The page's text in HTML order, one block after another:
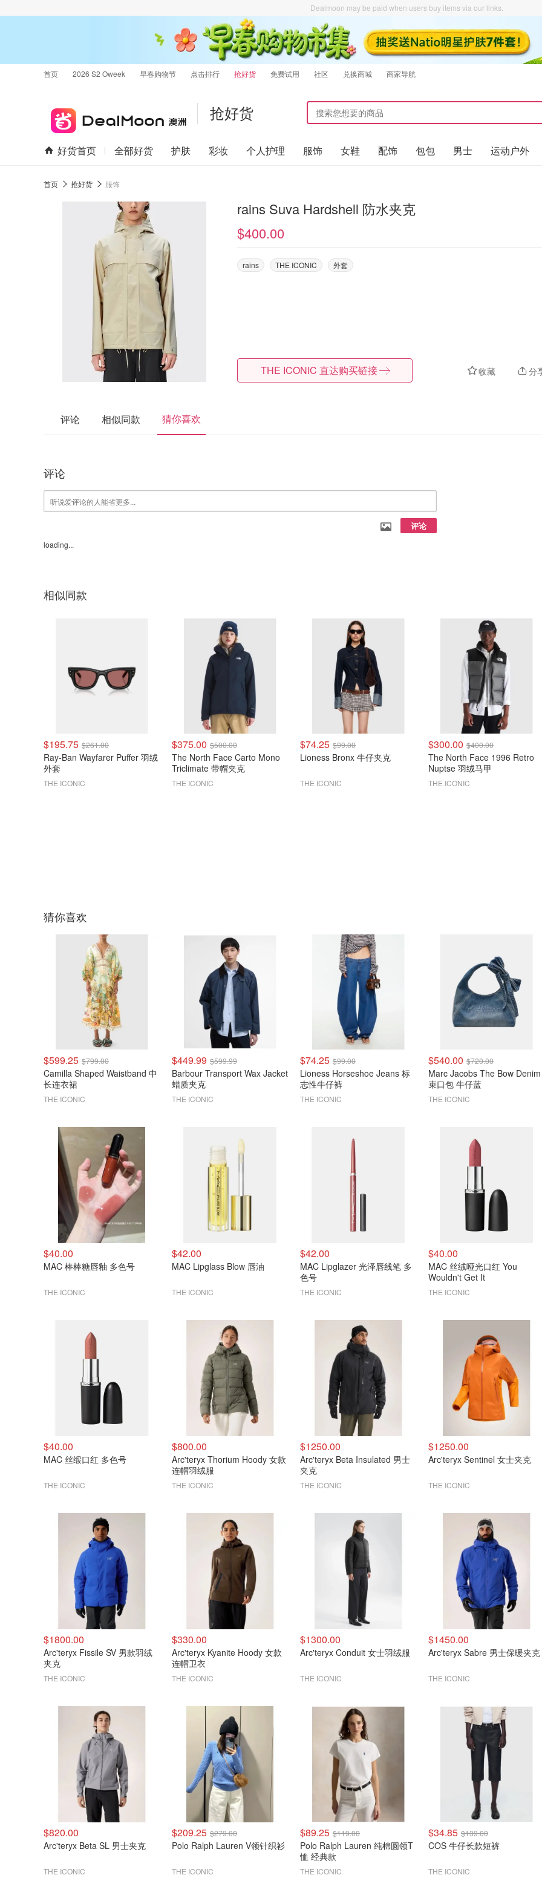
Dealmoon may be paid when users buy items via our links.
首页 2026 S2 Oweek 早春购物节 点击排行 抢好货 免费试用 社区 兑换商城 商家导航
抢好货
好货首页 全部好货 护肤 彩妆 个人护理 服饰 女鞋 配饰 包包 男士 运动户外
首页 抢好货 服饰
rains Suva Hardshell 防水夹克
$400.00
rains THE ICONIC 外套
收藏 分
THE ICONIC 直达购买链接
评论 相似同款 猜你喜欢
评论
评论
loading...
相似同款
$195.75 $261.00
Ray-Ban Wayfarer Puffer 羽绒
外套
THE ICONIC
$375.00 $500.00
The North Face Carto Mono
Triclimate 带帽夹克
THE ICONIC
$74.25 $99.00
Lioness Bronx 牛仔夹克
THE ICONIC
$300.00 $400.00
The North Face 1996 Retro
Nuptse 羽绒马甲
THE ICONIC
猜你喜欢
$599.25 $799.00
Camilla Shaped Waistband 中
长连衣裙
THE ICONIC
$449.99 $599.99
Barbour Transport Wax Jacket
蜡质夹克
THE ICONIC
$74.25 $99.00
Lioness Horseshoe Jeans 标
志性牛仔裤
THE ICONIC
$540.00 $720.00
Marc Jacobs The Bow Denim
束口包 牛仔蓝
THE ICONIC
$40.00
MAC 棒棒糖唇釉 多色号
THE ICONIC
$42.00
MAC Lipglass Blow 唇油
THE ICONIC
$42.00
MAC Lipglazer 光泽唇线笔 多
色号
THE ICONIC
$40.00
MAC 丝绒哑光口红 You
Wouldn't Get It
THE ICONIC
$40.00
MAC 丝缎口红 多色号
THE ICONIC
$800.00
Arc'teryx Thorium Hoody 女款
连帽羽绒服
THE ICONIC
$1250.00
Arc'teryx Beta Insulated 男士
夹克
THE ICONIC
$1250.00
Arc'teryx Sentinel 女士夹克
THE ICONIC
$1800.00
Arc'teryx Fissile SV 男款羽绒
夹克
THE ICONIC
$330.00
Arc'teryx Kyanite Hoody 女款
连帽卫衣
THE ICONIC
$1300.00
Arc'teryx Conduit 女士羽绒服
THE ICONIC
$1450.00
Arc'teryx Sabre 男士保暖夹克
THE ICONIC
$820.00
Arc'teryx Beta SL 男士夹克
THE ICONIC
$209.25 $279.00
Polo Ralph Lauren V领针织衫
THE ICONIC
$89.25 $119.00
Polo Ralph Lauren 纯棉圆领T
恤 经典款
THE ICONIC
$34.85 $139.00
COS 牛仔长款短裤
THE ICONIC